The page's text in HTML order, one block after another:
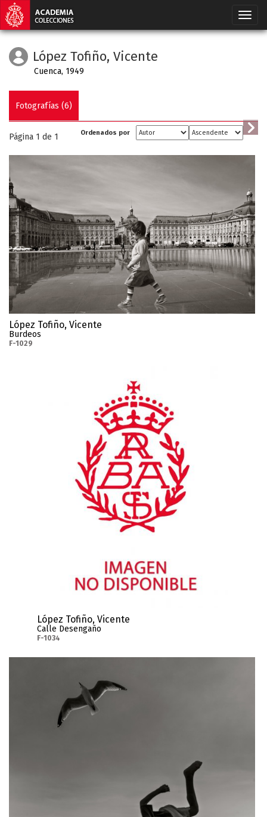
López Tofiño, Vicente
Cuenca, 1949
Fotografías (6)
Página 1 de 1 Ordenados por
López Tofiño, Vicente
Burdeos
F-1029
López Tofiño, Vicente
Calle Desengaño
F-1034